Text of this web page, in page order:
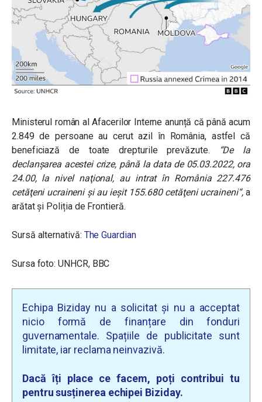
Ministerul român al Afacerilor Interne anunță că până acum
2.849 de persoane au cerut azil în România, astfel că
beneficiază de toate drepturile prevăzute.
“De la
declanşarea acestei crize, până la data de 05.03.2022, ora
24.00, la nivel naţional, au intrat în România 227.476
cetăţeni ucraineni şi au ieşit 155.680 cetăţeni ucraineni“,a
arătat și Poliția de Frontieră.
Sursă alternativă: The Guardian
Sursa foto: UNHCR, BBC
Echipa Biziday nu a solicitat și nu a acceptat
nicio formă de finanțare din fonduri
guvernamentale. Spațiile de publicitate sunt
limitate, iar reclama neinvazivă.
Dacă îți place ce facem, poți contribui tu
pentru susținerea echipei Biziday.